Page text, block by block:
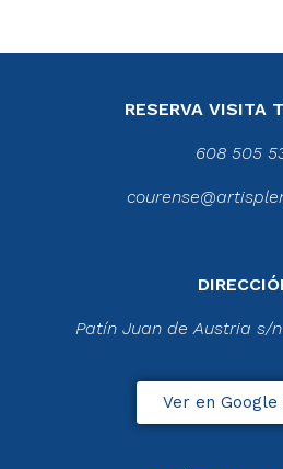
RESERVA VISITA
608 505
Patín Juan de Austria s/
Ver en Google